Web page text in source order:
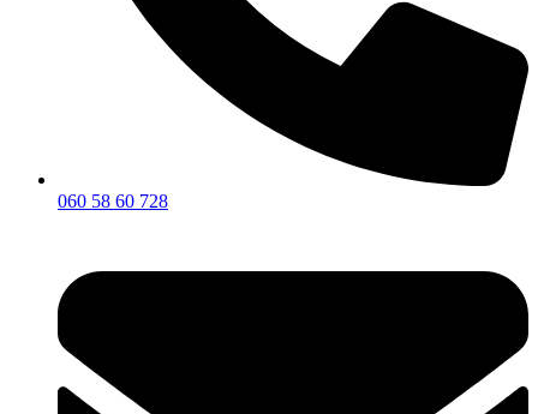
060 58 60 728